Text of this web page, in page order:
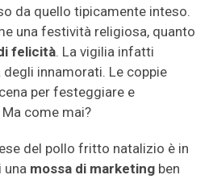
da quello tipicamente inteso.
una festività religiosa, quanto
felicità. La vigilia infatti
innamorati. Le coppie
per festeggiare e
come mai?
del pollo fritto natalizio è in
una mossa di marketing ben